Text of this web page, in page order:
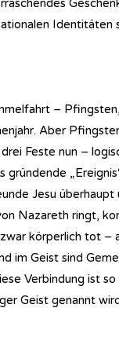
Identitäten
–
Aber
Feste nun –
gründende
Jesu überhaupt
Nazareth ringt,
körperlich tot –
im Geist sind
Verbindung ist
Geist genannt